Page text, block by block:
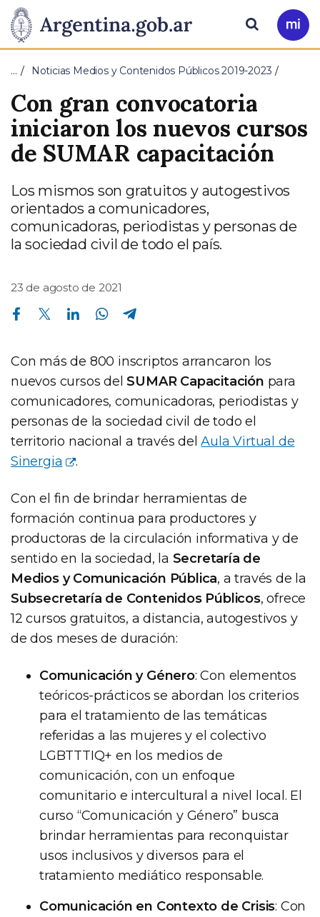
Presidencia
de
la
Nación
Pasar al contenido principal
Ir
a
Buscar
… Noticias Medios y Contenidos Públicos 2019-2023
Con gran convocatoria
iniciaron los nuevos cursos
de SUMAR capacitación
Los mismos son gratuitos y autogestivos
orientados a comunicadores,
comunicadoras, periodistas y personas de
la sociedad civil de todo el país.
23 de agosto de 2021
Compartir en Facebook Compartir en Twitter Compartir en Linkedin Compartir en Whatsapp
Con más de 800 inscriptos arrancaron los
nuevos cursos delSUMAR Capacitación para
comunicadores, comunicadoras, periodistas y
personas de la sociedad civil de todo el
territorio nacional a través delAula Virtual de
Sinergia
.
Con el fin de brindar herramientas de
formación continua para productores y
productoras de la circulación informativa y de
sentido en la sociedad, la Secretaría de
Medios y Comunicación Pública, a través de la
Subsecretaría de Contenidos Públicos, ofrece
12 cursos gratuitos, a distancia, autogestivos y
de dos meses de duración:
Comunicación y Género: Con elementos
teóricos-prácticos se abordan los criterios
para el tratamiento de las temáticas
referidas a las mujeres y el colectivo
LGBTTTIQ+ en los medios de
comunicación, con un enfoque
comunitario e intercultural a nivel local. El
curso “Comunicación y Género” busca
brindar herramientas para reconquistar
usos inclusivos y diversos para el
tratamiento mediático responsable.
Comunicación en Contexto de Crisis: Con